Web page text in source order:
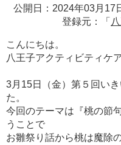
公開日：2024年03月
登録元：「
こんにちは。
八王子アクティビティケ
3月15日（金）第５回い
た。
今回のテーマは『桃の節
うことで
お雛祭り話から桃は魔除